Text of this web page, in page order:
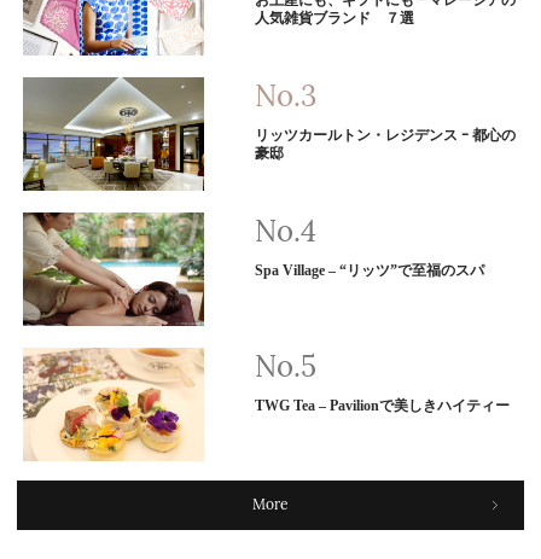
人気雑貨ブランド ７選
リッツカールトン・レジデンス ｰ 都心の
豪邸
Spa Village – “リッツ”で至福のスパ
TWG Tea – Pavilionで美しきハイティー
More